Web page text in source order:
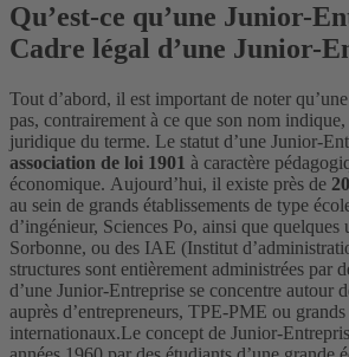
Qu’est-ce qu’une Junior-
Cadre légal d’une Junior-
Tout d’abord, il est important de noter
pas, contrairement à ce que son nom
juridique du terme. Le statut d’une Junior-
association de loi 1901 à caractère
économique. Aujourd’hui, il existe près de
au sein de grands établissements de type
d’ingénieur, Sciences Po, ainsi que quelques
Sorbonne, ou des IAE (Institut
structures sont entièrement administrées par
d’une Junior-Entreprise se concentre autour
auprès d’entrepreneurs, TPE-PME ou
internationaux.Le concept de Junior-